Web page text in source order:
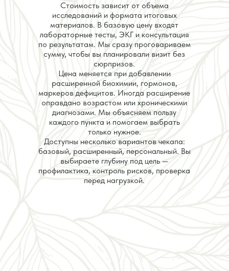
Стоимость зависит от объема
исследований и формата итоговых
материалов. В базовую цену входят
лабораторные тесты, ЭКГ и консультация
по результатам. Мы сразу проговариваем
сумму, чтобы вы планировали визит без
сюрпризов.
Цена меняется при добавлении
расширенной биохимии, гормонов,
маркеров дефицитов. Иногда расширение
оправдано возрастом или хроническими
диагнозами. Мы объясняем пользу
каждого пункта и помогаем выбрать
только нужное.
Доступны несколько вариантов чекапа:
базовый, расширенный, персональный. Вы
выбираете глубину под цель —
профилактика, контроль рисков, проверка
перед нагрузкой.